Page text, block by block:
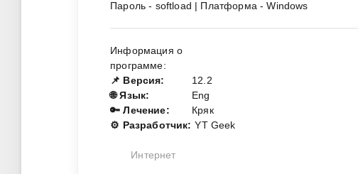
Пароль - softload | Платформа - Windows
Информация о
программе:
📌 Версия:
12.2
🌐 Язык:
Eng
🔑 Лечение:
Кряк
⚙️ Разработчик: YT Geek
Интернет